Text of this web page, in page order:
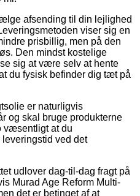
afsending til din lejlighed
viser sig en
prisbillig, men på den
Den mindst kostelige
sig at være selv at hente
du fysisk befinder dig tæt på
er naturligvis
og skal bruge produkterne
væsentligt at du
ved det
udlover dag-til-dag fragt på
Murad Age Reform Multi-
det er betinget af at